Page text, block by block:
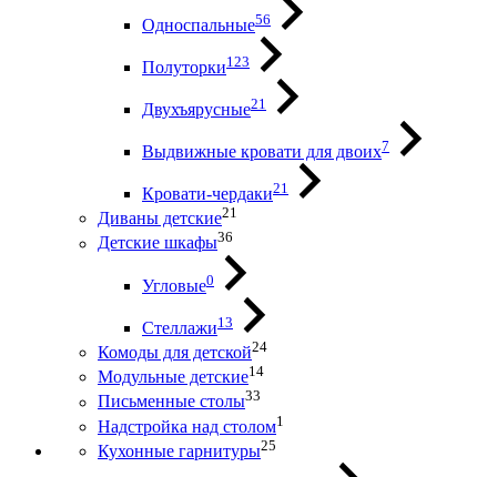
Односпальные56
Полуторки123
Двухъярусные21
Выдвижные кровати для двоих7
Кровати-чердаки21
Диваны детские21
Детские шкафы36
Угловые0
Стеллажи13
Комоды для детской24
Модульные детские14
Письменные столы33
Надстройка над столом1
Кухонные гарнитуры25